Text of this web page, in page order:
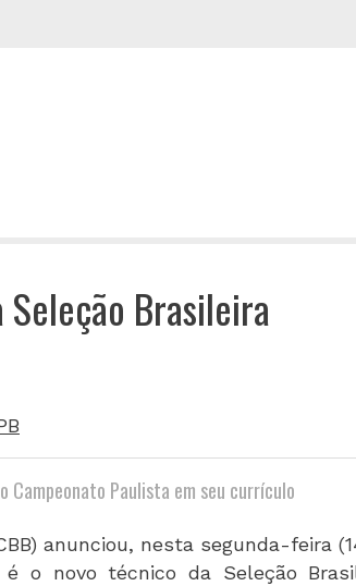
Brasileira
Paulista em seu currículo
anunciou, nesta segunda-feira
o novo técnico da Seleção